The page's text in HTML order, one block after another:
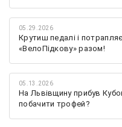
05.29.2026
Крутиш педалі і
«ВелоПідкову» разом!
05.13.2026
На Львівщину прибув
побачити трофей?